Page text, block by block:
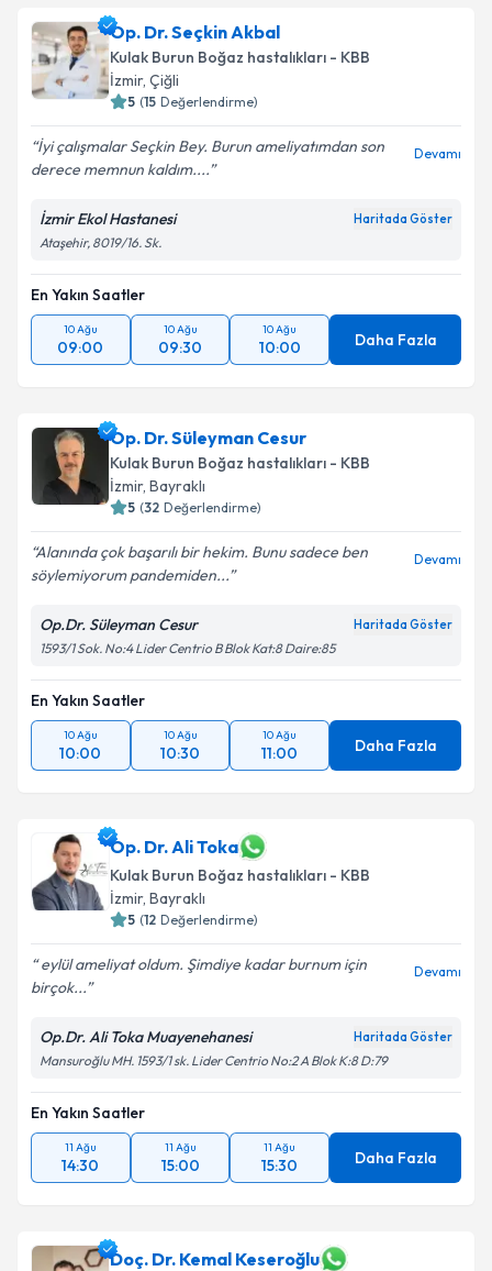
Op. Dr. Seçkin Akbal
Kulak Burun Boğaz hastalıkları - KBB
İzmir, Çiğli
5 (15 Değerlendirme)
İyi çalışmalar Seçkin Bey. Burun ameliyatımdan son
derece memnun kaldım....
Devamı
İzmir Ekol Hastanesi Haritada Göster
Ataşehir, 8019/16. Sk.
En Yakın Saatler
10 Ağu
09:00
10 Ağu
09:30
10 Ağu
10:00 Daha Fazla
Op. Dr. Süleyman Cesur
Kulak Burun Boğaz hastalıkları - KBB
İzmir, Bayraklı
5 (32 Değerlendirme)
Alanında çok başarılı bir hekim. Bunu sadece ben
söylemiyorum pandemiden...
Devamı
Op.Dr. Süleyman Cesur Haritada Göster
1593/1 Sok. No:4 Lider Centrio B Blok Kat:8 Daire:85
En Yakın Saatler
10 Ağu
10:00
10 Ağu
10:30
10 Ağu
11:00 Daha Fazla
Op. Dr. Ali Toka
Kulak Burun Boğaz hastalıkları - KBB
İzmir, Bayraklı
5 (12 Değerlendirme)
eylül ameliyat oldum. Şimdiye kadar burnum için
birçok...
Devamı
Op.Dr. Ali Toka Muayenehanesi Haritada Göster
Mansuroğlu MH. 1593/1 sk. Lider Centrio No:2 A Blok K:8 D:79
En Yakın Saatler
11 Ağu
14:30
11 Ağu
15:00
11 Ağu
15:30 Daha Fazla
Doç. Dr. Kemal Keseroğlu